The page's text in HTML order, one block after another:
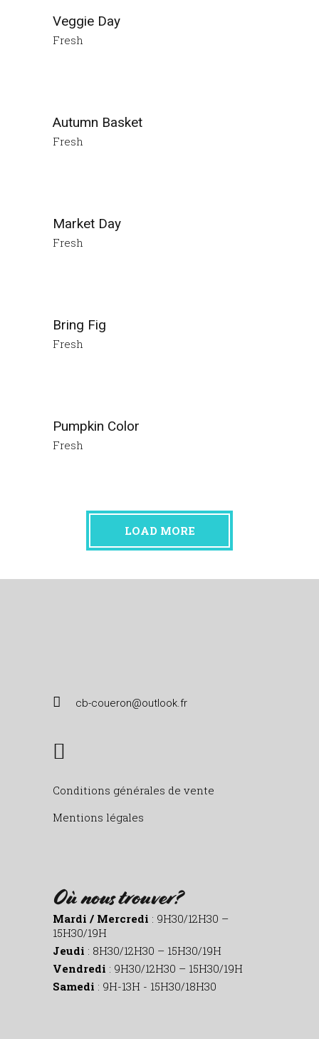
Veggie Day
Fresh
Autumn Basket
Fresh
Market Day
Fresh
Bring Fig
Fresh
Pumpkin Color
Fresh
LOAD MORE
cb-coueron@outlook.fr
Conditions générales de vente
Mentions légales
Où nous trouver?
Mardi / Mercredi : 9H30/12H30 –
15H30/19H
Jeudi : 8H30/12H30 – 15H30/19H
Vendredi : 9H30/12H30 – 15H30/19H
Samedi : 9H-13H - 15H30/18H30